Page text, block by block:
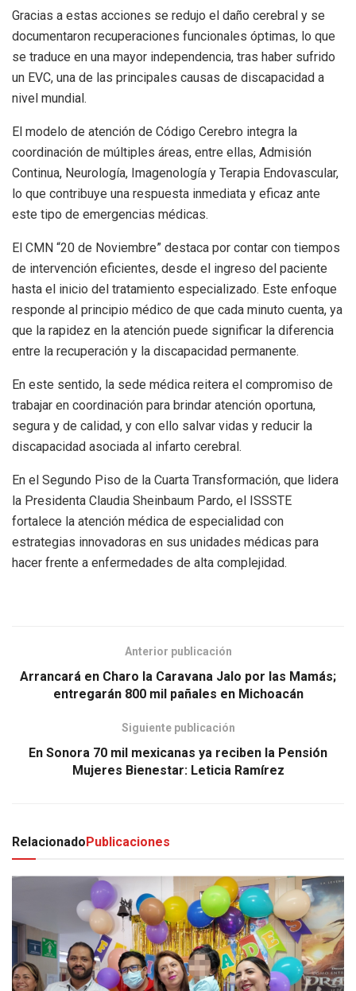
Gracias a estas acciones se redujo el daño cerebral y se
documentaron recuperaciones funcionales óptimas, lo que
se traduce en una mayor independencia, tras haber sufrido
un EVC, una de las principales causas de discapacidad a
nivel mundial.
El modelo de atención de Código Cerebro integra la
coordinación de múltiples áreas, entre ellas, Admisión
Continua, Neurología, Imagenología y Terapia Endovascular,
lo que contribuye una respuesta inmediata y eficaz ante
este tipo de emergencias médicas.
El CMN “20 de Noviembre” destaca por contar con tiempos
de intervención eficientes, desde el ingreso del paciente
hasta el inicio del tratamiento especializado. Este enfoque
responde al principio médico de que cada minuto cuenta, ya
que la rapidez en la atención puede significar la diferencia
entre la recuperación y la discapacidad permanente.
En este sentido, la sede médica reitera el compromiso de
trabajar en coordinación para brindar atención oportuna,
segura y de calidad, y con ello salvar vidas y reducir la
discapacidad asociada al infarto cerebral.
En el Segundo Piso de la Cuarta Transformación, que lidera
la Presidenta Claudia Sheinbaum Pardo, el ISSSTE
fortalece la atención médica de especialidad con
estrategias innovadoras en sus unidades médicas para
hacer frente a enfermedades de alta complejidad.
Anterior publicación
Arrancará en Charo la Caravana Jalo por las Mamás;
entregarán 800 mil pañales en Michoacán
Siguiente publicación
En Sonora 70 mil mexicanas ya reciben la Pensión
Mujeres Bienestar: Leticia Ramírez
RelacionadoPublicaciones